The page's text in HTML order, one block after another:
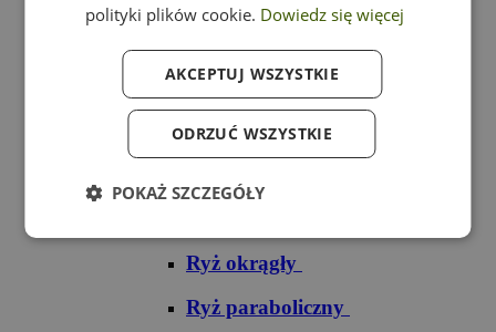
Ryż czerwony
Ryż do sushi
Ryż okrągły
Ryż paraboliczny
polityki plików cookie. Dowiedz się więcej
AKCEPTUJ WSZYSTKIE
ODRZUĆ WSZYSTKIE
POKAŻ SZCZEGÓŁY